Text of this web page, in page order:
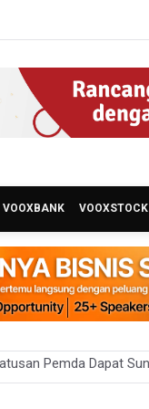
VOOXBANK VOOXSTOCK
Pergantian Kapolri